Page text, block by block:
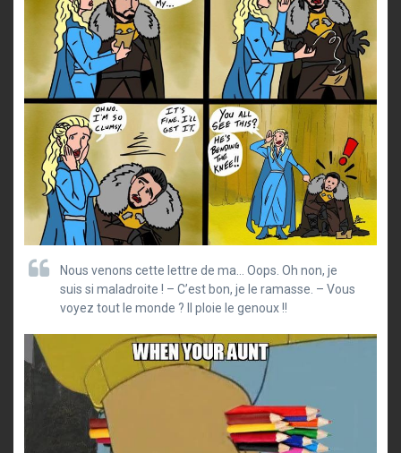
Nous venons cette lettre de ma… Oops. Oh non, je
suis si maladroite ! – C’est bon, je le ramasse. – Vous
voyez tout le monde ? Il ploie le genoux !!